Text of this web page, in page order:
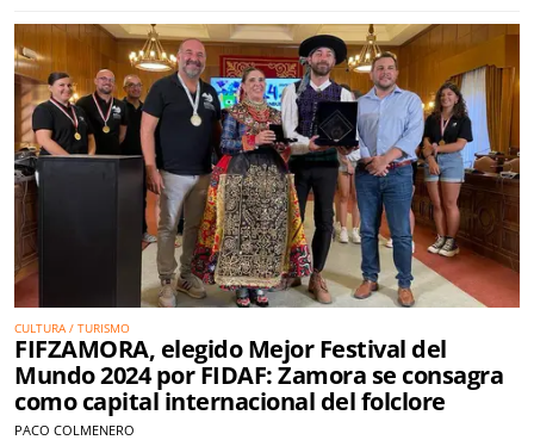
CULTURA / TURISMO
FIFZAMORA, elegido Mejor Festival del
Mundo 2024 por FIDAF: Zamora se consagra
como capital internacional del folclore
PACO COLMENERO